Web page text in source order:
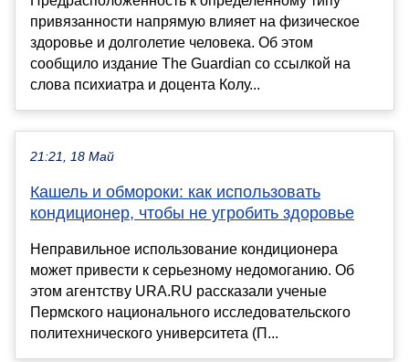
привязанности напрямую влияет на физическое
здоровье и долголетие человека. Об этом
сообщило издание The Guardian со ссылкой на
слова психиатра и доцента Колу...
21:21, 18 Май
Кашель и обмороки: как использовать
кондиционер, чтобы не угробить здоровье
Неправильное использование кондиционера
может привести к серьезному недомоганию. Об
этом агентству URA.RU рассказали ученые
Пермского национального исследовательского
политехнического университета (П...